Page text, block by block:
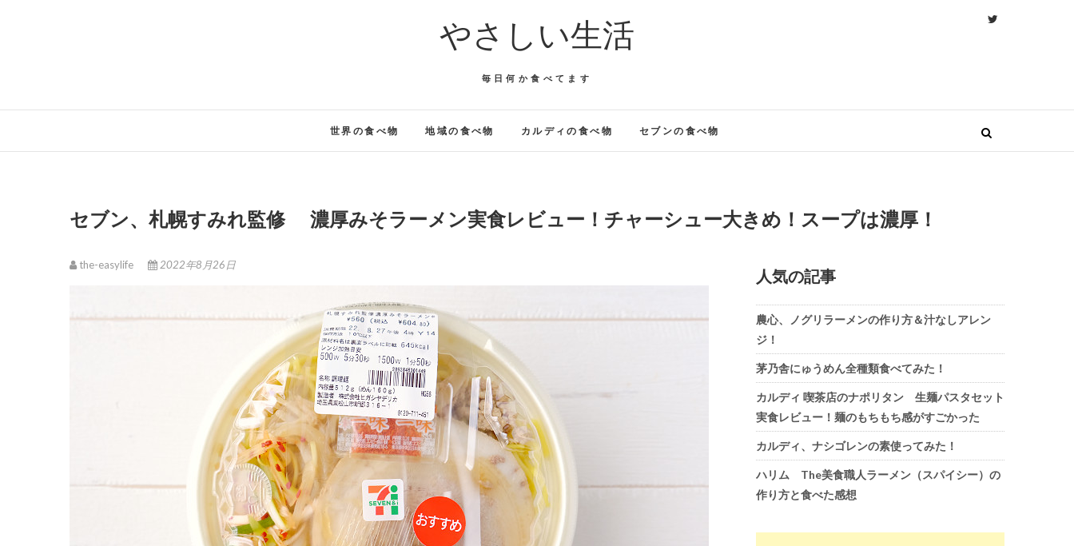
やさしい生活
毎日何か食べてます
世界の食べ物 地域の食べ物 カルディの食べ物 セブンの食べ物
セブン、札幌すみれ監修 濃厚みそラーメン実食レビュー！チャーシュー大きめ！スープは濃厚！
the-easylife 2022年8月26日
人気の記事
農心、ノグリラーメンの作り方＆汁なしアレン
ジ！
茅乃舎にゅうめん全種類食べてみた！
カルディ 喫茶店のナポリタン 生麺パスタセット
実食レビュー！麺のもちもち感がすごかった
カルディ、ナシゴレンの素使ってみた！
ハリム The美食職人ラーメン（スパイシー）の
作り方と食べた感想